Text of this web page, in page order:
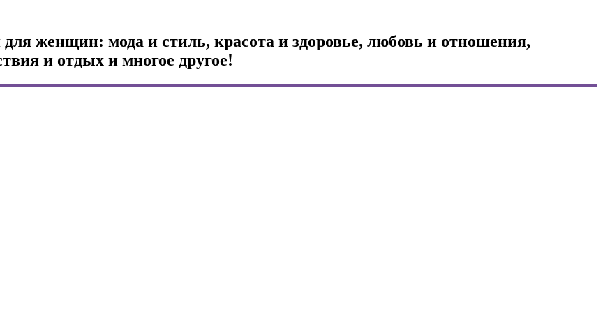
женщин: мода и стиль, красота и здоровье, любовь и отношения,
и отдых и многое другое!